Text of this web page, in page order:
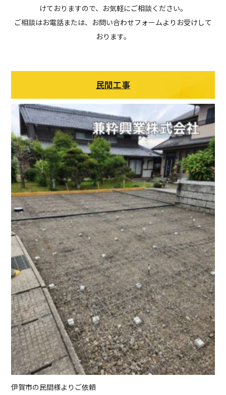
けておりますので、お気軽にご相談ください。
ご相談はお電話または、お問い合わせフォームよりお受けして
おります。
民間工事
伊賀市の民間様よりご依頼